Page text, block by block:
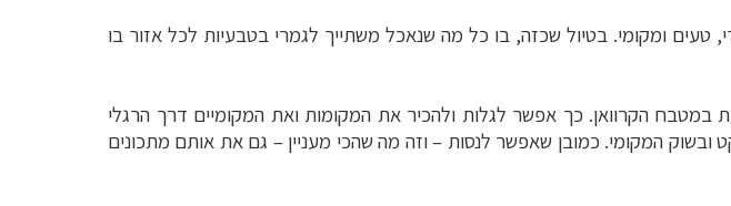
טעים ומקומי. בטיול שכזה, בו כל מה שנאכל משתייך לגמרי בטבעיות לכל אזור בו
במטבח הקרוואן. כך אפשר לגלות ולהכיר את המקומות ואת המקומיים דרך הרגלי
ובשוק המקומי. כמובן שאפשר לנסות – וזה מה שהכי מעניין – גם את אותם מתכונים